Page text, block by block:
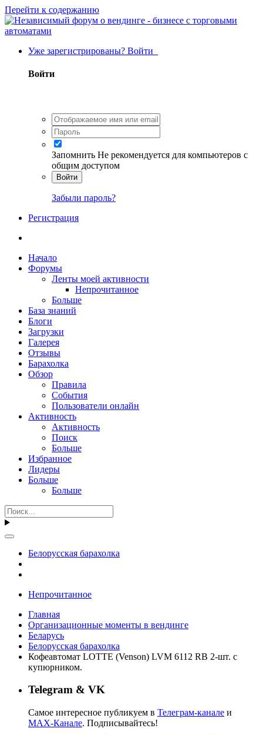
Перейти к содержанию
Уже зарегистрированы? Войти
Войти
Запомнить Не рекомендуется для компьютеров с
общим доступом
Войти
Забыли пароль?
Регистрация
Начало
Форумы
Ленты моей активности
Непрочитанное
Больше
База знаний
Блоги
Загрузки
Галерея
Отзывы
Барахолка
Обзор
Правила
События
Пользователи онлайн
Активность
Активность
Поиск
Больше
Избранное
Лидеры
Больше
Больше
Белорусская барахолка
Непрочитанное
Главная
Организационные моменты в вендинге
Беларусь
Белорусская барахолка
Кофеавтомат LOTTE (Venson) LVM 6112 RB 2-шт. с
купюрником.
Telegram & VK
Самое интересное публикуем в Телеграм-канале и
MAX-Канале. Подписывайтесь!